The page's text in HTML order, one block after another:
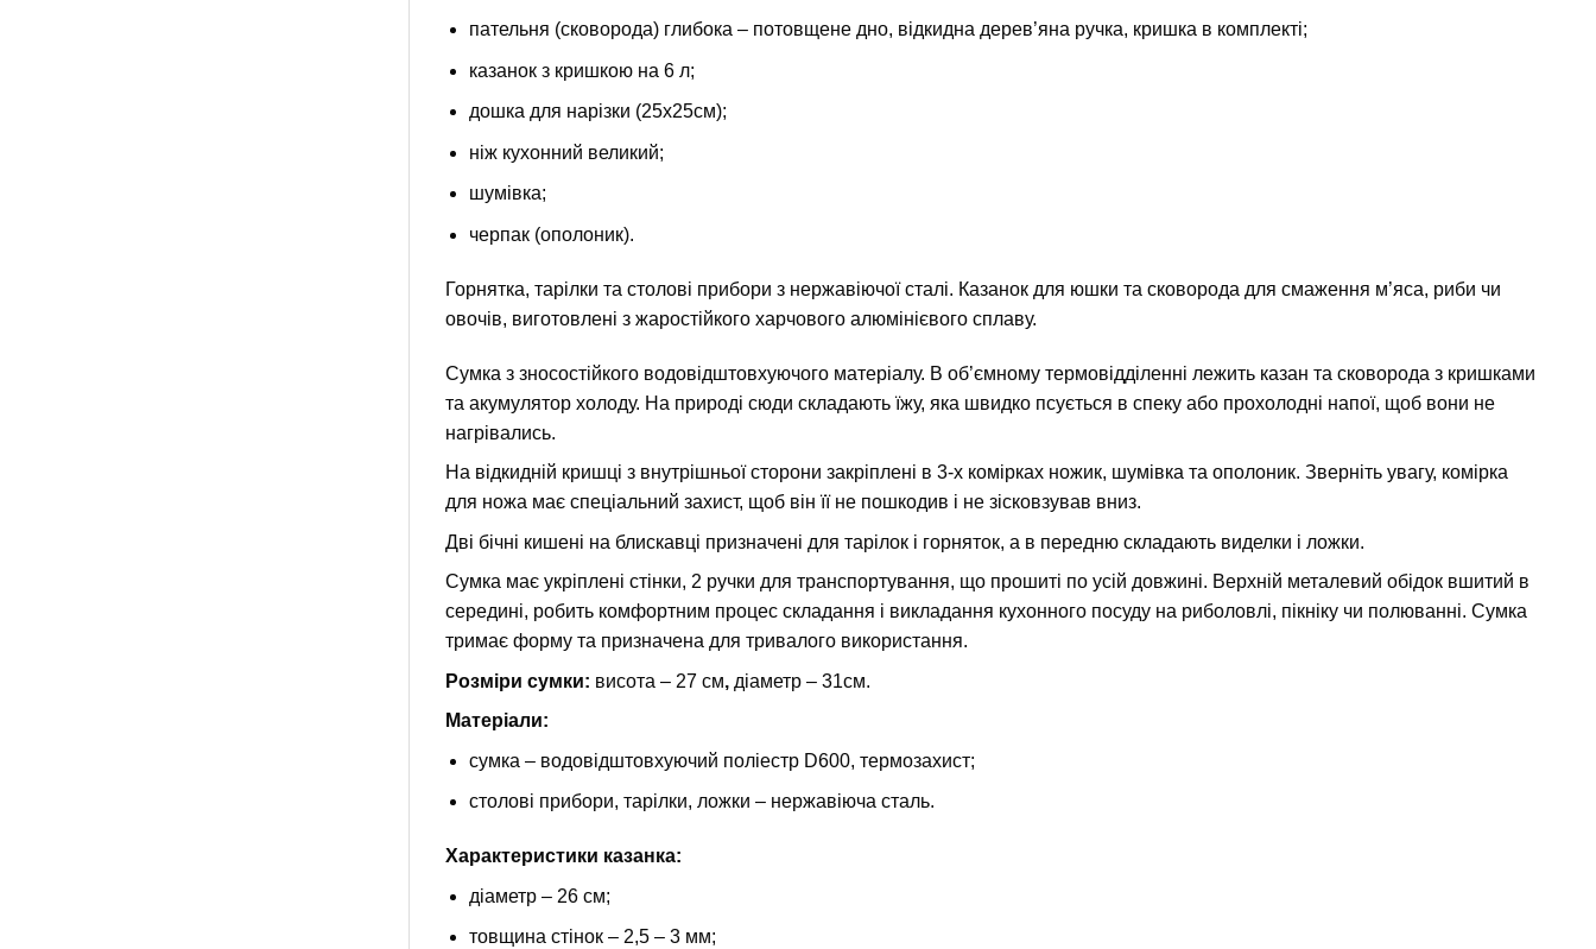
пательня (сковорода) глибока – потовщене дно, відкидна дерев’яна ручка, кришка в комплекті;
казанок з кришкою на 6 л;
дошка для нарізки (25х25см);
ніж кухонний великий;
шумівка;
черпак (ополоник).
Горнятка, тарілки та столові прибори з нержавіючої сталі. Казанок для юшки та сковорода для смаження м’яса, риби чи
овочів, виготовлені з жаростійкого харчового алюмінієвого сплаву.
Сумка з зносостійкого водовідштовхуючого матеріалу. В об’ємному термовідділенні лежить казан та сковорода з кришками
та акумулятор холоду. На природі сюди складають їжу, яка швидко псується в спеку або прохолодні напої, щоб вони не
нагрівались.
На відкидній кришці з внутрішньої сторони закріплені в 3-х комірках ножик, шумівка та ополоник. Зверніть увагу, комірка
для ножа має спеціальний захист, щоб він її не пошкодив і не зісковзував вниз.
Дві бічні кишені на блискавці призначені для тарілок і горняток, а в передню складають виделки і ложки.
Сумка має укріплені стінки, 2 ручки для транспортування, що прошиті по усій довжині. Верхній металевий обідок вшитий в
середині, робить комфортним процес складання і викладання кухонного посуду на риболовлі, пікніку чи полюванні. Сумка
тримає форму та призначена для тривалого використання.
Розміри сумки: висота – 27 см, діаметр – 31см.
Матеріали:
сумка – водовідштовхуючий поліестр D600, термозахист;
столові прибори, тарілки, ложки – нержавіюча сталь.
Характеристики казанка:
діаметр – 26 см;
товщина стінок – 2,5 – 3 мм;